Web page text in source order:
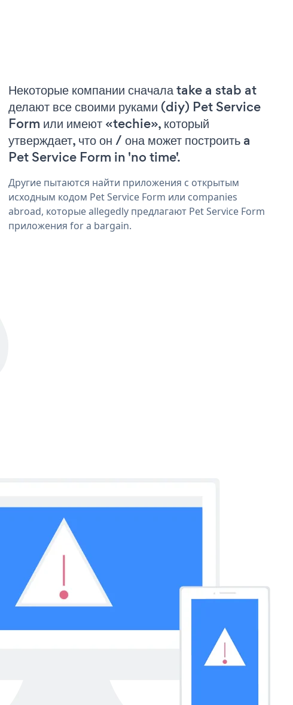
Некоторые компании сначала take a stab at
делают все своими руками (diy) Pet Service
Form или имеют «techie», который
утверждает, что он / она может построить a
Pet Service Form in 'no time'.
Другие пытаются найти приложения с открытым
исходным кодом Pet Service Form или companies
abroad, которые allegedly предлагают Pet Service Form
приложения for a bargain.